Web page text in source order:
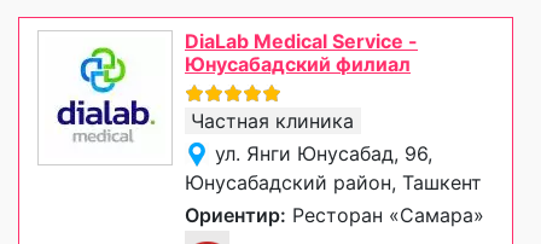
DiaLab Medical Service -
Юнусабадский филиал
Частная клиника
ул. Янги Юнусабад, 96,
Юнусабадский район, Ташкент
Ориентир: Ресторан «Самара»